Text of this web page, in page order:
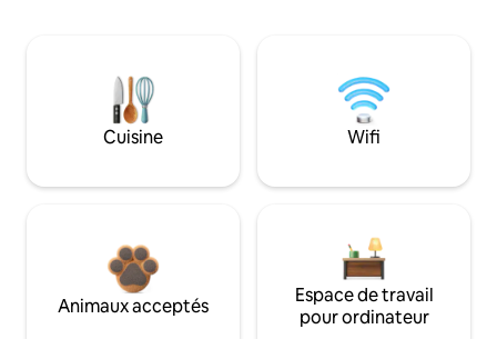
Cuisine Wifi
Animaux acceptés
Espace de travail
pour ordinateur